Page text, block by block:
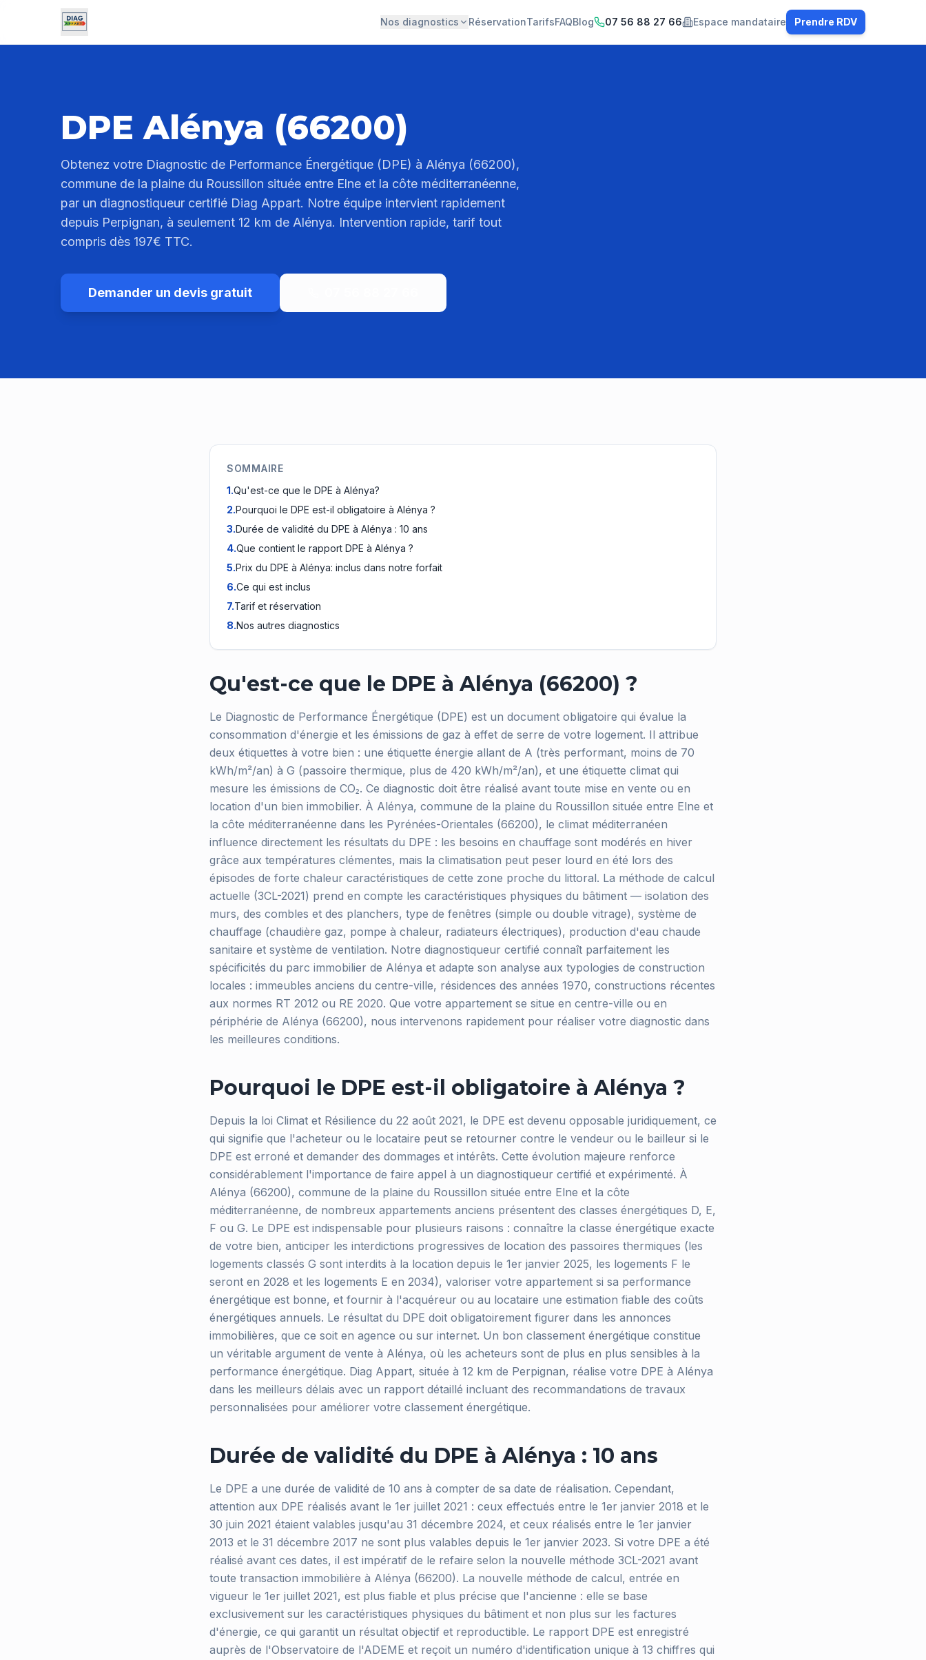
Nos diagnostics RéservationTarifsFAQBlog 07 56 88 27 66 Espace mandataire Prendre RDV
DPE Alénya (66200)
Obtenez votre Diagnostic de Performance Énergétique (DPE) à Alénya (66200),
commune de la plaine du Roussillon située entre Elne et la côte méditerranéenne,
par un diagnostiqueur certifié Diag Appart. Notre équipe intervient rapidement
depuis Perpignan, à seulement 12 km de Alénya. Intervention rapide, tarif tout
compris dès 197€ TTC.
Demander un devis gratuit
SOMMAIRE
1.Qu'est-ce que le DPE à Alénya?
2.Pourquoi le DPE est-il obligatoire à Alénya ?
3.Durée de validité du DPE à Alénya : 10 ans
4.Que contient le rapport DPE à Alénya ?
5.Prix du DPE à Alénya: inclus dans notre forfait
6.Ce qui est inclus
7.Tarif et réservation
8.Nos autres diagnostics
Qu'est-ce que le DPE à Alénya (66200) ?
Le Diagnostic de Performance Énergétique (DPE) est un document obligatoire qui évalue la
consommation d'énergie et les émissions de gaz à effet de serre de votre logement. Il attribue
deux étiquettes à votre bien : une étiquette énergie allant de A (très performant, moins de 70
kWh/m²/an) à G (passoire thermique, plus de 420 kWh/m²/an), et une étiquette climat qui
mesure les émissions de CO₂. Ce diagnostic doit être réalisé avant toute mise en vente ou en
location d'un bien immobilier. À Alénya, commune de la plaine du Roussillon située entre Elne et
la côte méditerranéenne dans les Pyrénées-Orientales (66200), le climat méditerranéen
influence directement les résultats du DPE : les besoins en chauffage sont modérés en hiver
grâce aux températures clémentes, mais la climatisation peut peser lourd en été lors des
épisodes de forte chaleur caractéristiques de cette zone proche du littoral. La méthode de calcul
actuelle (3CL-2021) prend en compte les caractéristiques physiques du bâtiment — isolation des
murs, des combles et des planchers, type de fenêtres (simple ou double vitrage), système de
chauffage (chaudière gaz, pompe à chaleur, radiateurs électriques), production d'eau chaude
sanitaire et système de ventilation. Notre diagnostiqueur certifié connaît parfaitement les
spécificités du parc immobilier de Alénya et adapte son analyse aux typologies de construction
locales : immeubles anciens du centre-ville, résidences des années 1970, constructions récentes
aux normes RT 2012 ou RE 2020. Que votre appartement se situe en centre-ville ou en
périphérie de Alénya (66200), nous intervenons rapidement pour réaliser votre diagnostic dans
les meilleures conditions.
Pourquoi le DPE est-il obligatoire à Alénya ?
Depuis la loi Climat et Résilience du 22 août 2021, le DPE est devenu opposable juridiquement, ce
qui signifie que l'acheteur ou le locataire peut se retourner contre le vendeur ou le bailleur si le
DPE est erroné et demander des dommages et intérêts. Cette évolution majeure renforce
considérablement l'importance de faire appel à un diagnostiqueur certifié et expérimenté. À
Alénya (66200), commune de la plaine du Roussillon située entre Elne et la côte
méditerranéenne, de nombreux appartements anciens présentent des classes énergétiques D, E,
F ou G. Le DPE est indispensable pour plusieurs raisons : connaître la classe énergétique exacte
de votre bien, anticiper les interdictions progressives de location des passoires thermiques (les
logements classés G sont interdits à la location depuis le 1er janvier 2025, les logements F le
seront en 2028 et les logements E en 2034), valoriser votre appartement si sa performance
énergétique est bonne, et fournir à l'acquéreur ou au locataire une estimation fiable des coûts
énergétiques annuels. Le résultat du DPE doit obligatoirement figurer dans les annonces
immobilières, que ce soit en agence ou sur internet. Un bon classement énergétique constitue
un véritable argument de vente à Alénya, où les acheteurs sont de plus en plus sensibles à la
performance énergétique. Diag Appart, située à 12 km de Perpignan, réalise votre DPE à Alénya
dans les meilleurs délais avec un rapport détaillé incluant des recommandations de travaux
personnalisées pour améliorer votre classement énergétique.
Durée de validité du DPE à Alénya : 10 ans
Le DPE a une durée de validité de 10 ans à compter de sa date de réalisation. Cependant,
attention aux DPE réalisés avant le 1er juillet 2021 : ceux effectués entre le 1er janvier 2018 et le
30 juin 2021 étaient valables jusqu'au 31 décembre 2024, et ceux réalisés entre le 1er janvier
2013 et le 31 décembre 2017 ne sont plus valables depuis le 1er janvier 2023. Si votre DPE a été
réalisé avant ces dates, il est impératif de le refaire selon la nouvelle méthode 3CL-2021 avant
toute transaction immobilière à Alénya (66200). La nouvelle méthode de calcul, entrée en
vigueur le 1er juillet 2021, est plus fiable et plus précise que l'ancienne : elle se base
exclusivement sur les caractéristiques physiques du bâtiment et non plus sur les factures
d'énergie, ce qui garantit un résultat objectif et reproductible. Le rapport DPE est enregistré
auprès de l'Observatoire de l'ADEME et reçoit un numéro d'identification unique à 13 chiffres qui